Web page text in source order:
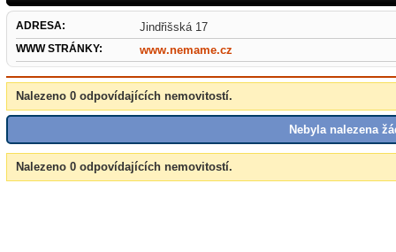
ADRESA: Jindřišská 17
WWW STRÁNKY: www.nemame.cz
Nalezeno 0 odpovídajících nemovitostí.
Nebyla nalezena
Nalezeno 0 odpovídajících nemovitostí.